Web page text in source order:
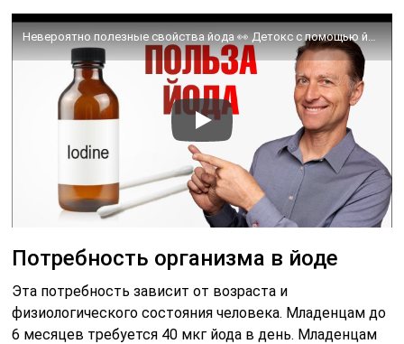
Невероятно полезные свойства йода 👀 Детокс с помощью йода!
Потребность организма в йоде
Эта потребность зависит от возраста и
физиологического состояния человека. Младенцам до
6 месяцев требуется 40 мкг йода в день. Младенцам